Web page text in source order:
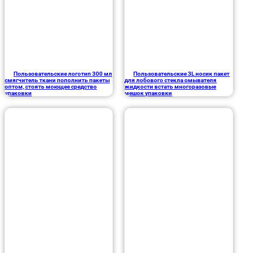
Пользовательские логотип 300 мл
смягчитель ткани пополнить пакеты
оптом, стоять моющее средство
упаковки
Пользовательские 3L носик пакет
для лобового стекла омывателя
жидкости встать многоразовые
мешок упаковки